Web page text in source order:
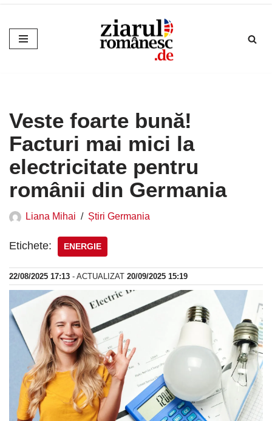
Sari
la
Veste foarte bună!
Facturi mai mici la
electricitate pentru
românii din Germania
Liana Mihai Știri Germania
Etichete: ENERGIE
22/08/2025 17:13 - ACTUALIZAT 20/09/2025 15:19